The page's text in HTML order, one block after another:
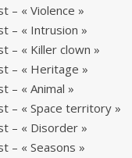
– « Violence »
– « Intrusion »
– « Killer clown »
– « Heritage »
– « Animal »
– « Space territory »
– « Disorder »
– « Seasons »